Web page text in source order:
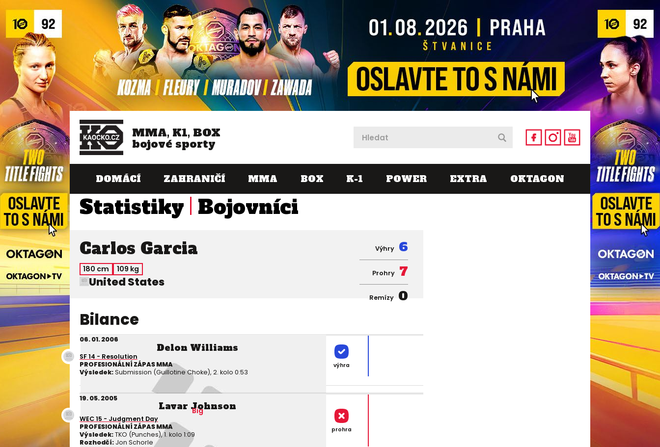
MMA, K1, BOX
bojové sporty
DOMÁCÍ ZAHRANIČÍ MMA BOX K-1 POWER EXTRA OKTAGON
Statistiky Bojovníci
Carlos Garcia
180 cm 109 kg
United States
Výhry 6
Prohry 7
Remízy 0
Bilance
06. 01. 2006
Delon Williams
SF 14 - Resolution
PROFESIONÁLNÍ ZÁPAS MMA
Výsledek:Submission (Guillotine Choke), 2. kolo 0:53
výhra
19. 05. 2005
Lavar Johnson
Big
WEC 15 - Judgment Day
PROFESIONÁLNÍ ZÁPAS MMA
Výsledek:TKO (Punches), 1. kolo 1:09
Rozhodčí:Jon Schorle
prohra